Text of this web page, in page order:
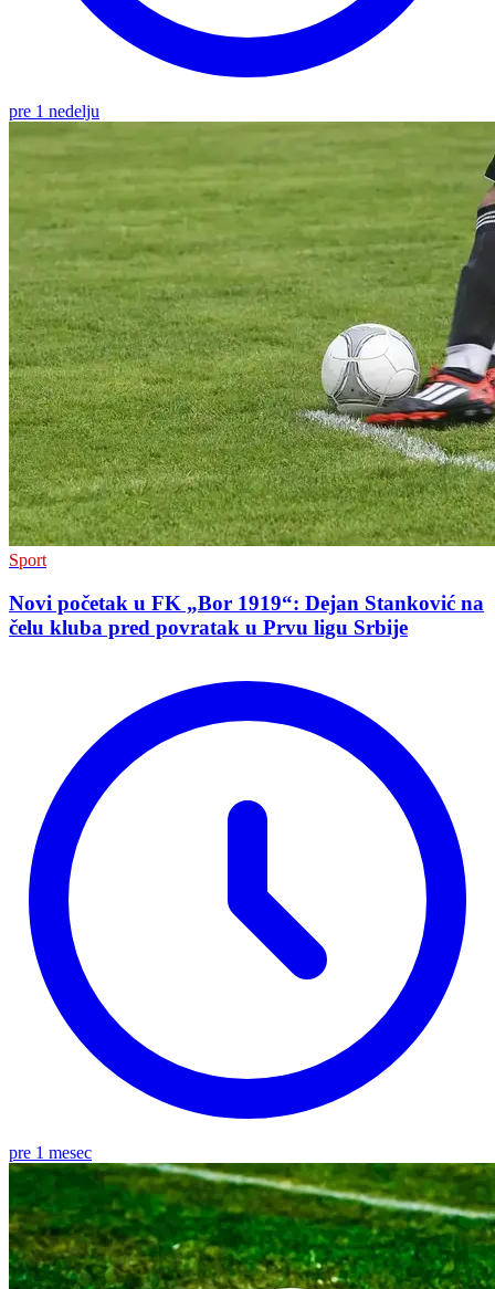
pre 1 nedelju
Sport
Novi početak u FK „Bor 1919“: Dejan Stanković na
čelu kluba pred povratak u Prvu ligu Srbije
pre 1 mesec